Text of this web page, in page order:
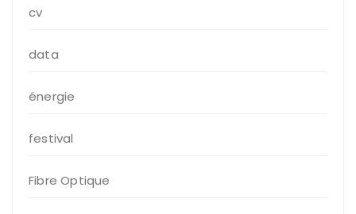
cv
data
énergie
festival
Fibre Optique